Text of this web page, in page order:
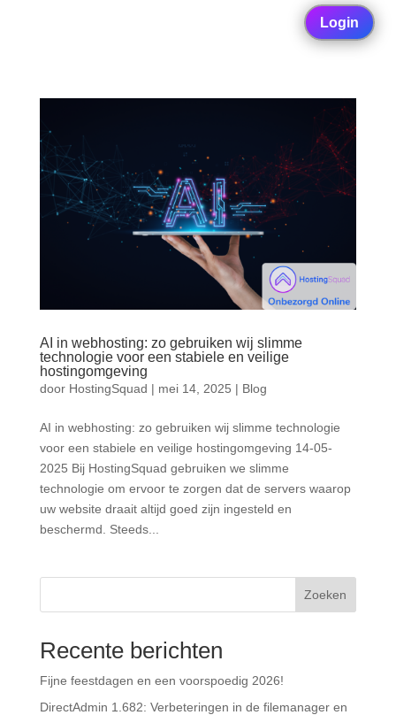
Login
AI in webhosting: zo gebruiken wij slimme
technologie voor een stabiele en veilige
hostingomgeving
door HostingSquad | mei 14, 2025 | Blog
AI in webhosting: zo gebruiken wij slimme technologie
voor een stabiele en veilige hostingomgeving 14-05-
2025 Bij HostingSquad gebruiken we slimme
technologie om ervoor te zorgen dat de servers waarop
uw website draait altijd goed zijn ingesteld en
beschermd. Steeds...
Zoeken
Recente berichten
Fijne feestdagen en een voorspoedig 2026!
DirectAdmin 1.682: Verbeteringen in de filemanager en